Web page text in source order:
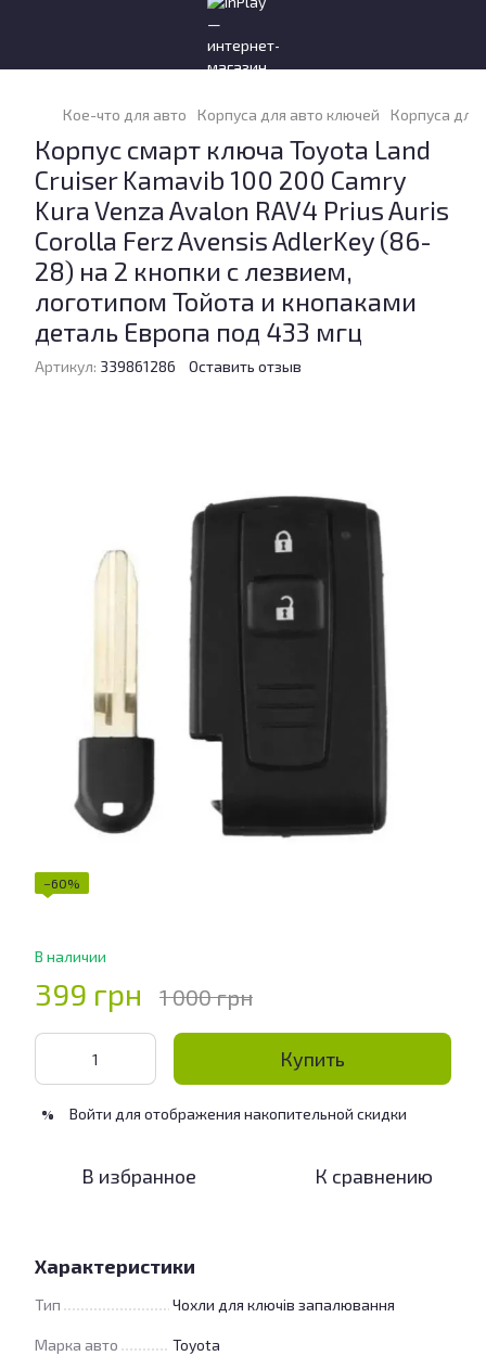
Кое-что для авто Корпуса для авто ключей Корпуса для
Корпус смарт ключа Toyota Land
Cruiser Kamavib 100 200 Camry
Kura Venza Avalon RAV4 Prius Auris
Corolla Ferz Avensis AdlerKey (86-
28) на 2 кнопки с лезвием,
логотипом Тойота и кнопаками
деталь Европа под 433 мгц
Артикул: 339861286 Оставить отзыв
−60%
В наличии
399 грн 1 000 грн
Купить
% Войти для отображения накопительной скидки
В избранное К сравнению
Характеристики
Тип Чохли для ключів запалювання
Марка авто Toyota